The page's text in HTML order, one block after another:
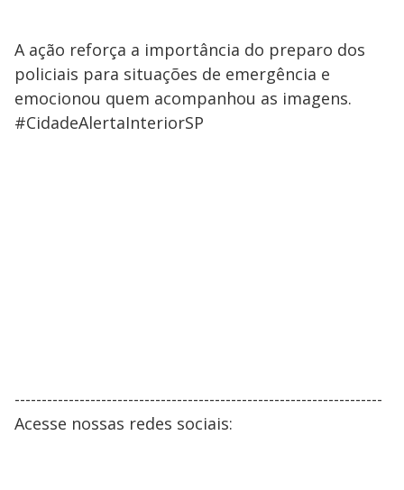
A ação reforça a importância do preparo dos
policiais para situações de emergência e
emocionou quem acompanhou as imagens.
#CidadeAlertaInteriorSP
--------------------------------------------------------------------
Acesse nossas redes sociais: